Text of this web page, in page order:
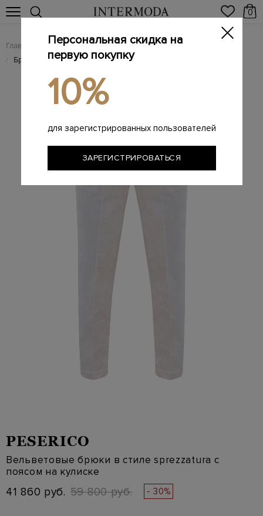
0
Главная Мужчинам / Одежда / Мужские брюки
/ Брендовые мужские брюки
PESERICO
Вельветовые брюки в стиле sprezzatura с
поясом на кулиске
41 860 руб. 59 800 руб. - 30%
Персональная скидка на
первую покупку
10%
для зарегистрированных пользователей
ЗАРЕГИСТРИРОВАТЬСЯ